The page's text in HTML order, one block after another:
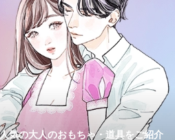
気の大人のおもちゃ・道具をご紹介